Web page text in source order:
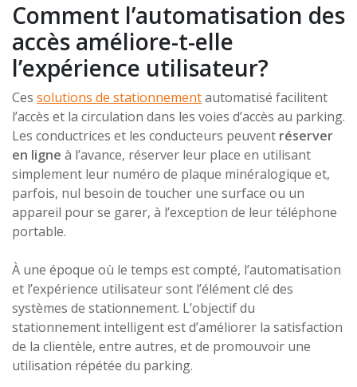
Comment l’automatisation des
accès améliore-t-elle
l’expérience utilisateur?
Ces solutions de stationnementautomatisé facilitent
l’accès et la circulation dans les voies d’accès au parking.
Les conductrices et les conducteurs peuvent réserver
en ligne à l’avance, réserver leur place en utilisant
simplement leur numéro de plaque minéralogique et,
parfois, nul besoin de toucher une surface ou un
appareil pour se garer, à l’exception de leur téléphone
portable.
À une époque où le temps est compté, l’automatisation
et l’expérience utilisateur sont l’élément clé des
systèmes de stationnement. L’objectif du
stationnement intelligent est d’améliorer la satisfaction
de la clientèle, entre autres, et de promouvoir une
utilisation répétée du parking.